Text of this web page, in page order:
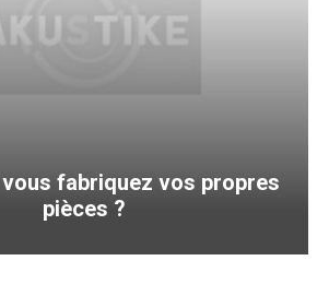
fabriquez vos propres
pièces ?